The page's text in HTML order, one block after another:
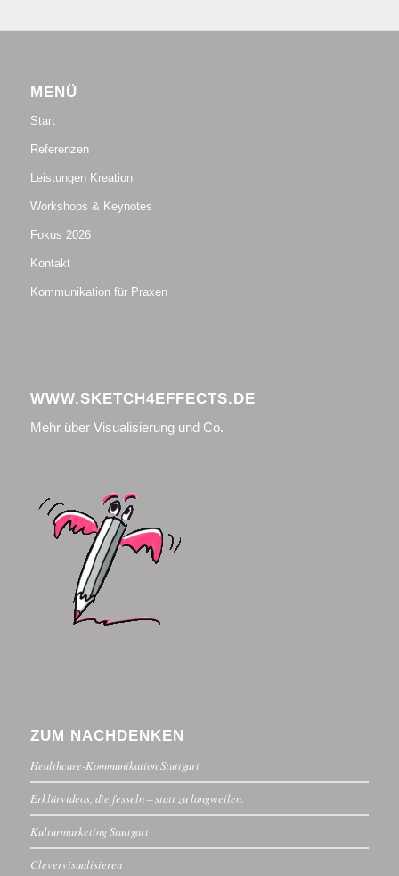
MENÜ
Start
Referenzen
Leistungen Kreation
Workshops & Keynotes
Fokus 2026
Kontakt
Kommunikation für Praxen
WWW.SKETCH4EFFECTS.DE
Mehr über Visualisierung und Co.
ZUM NACHDENKEN
Healthcare-Kommunikation Stuttgart
Erklärvideos, die fesseln – statt zu langweilen.
Kulturmarketing Stuttgart
Clevervisualisieren